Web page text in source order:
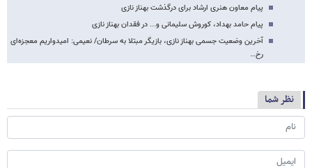
پیام معاون هنری ارشاد برای درگذشت بهناز نازی
پیام حامد بهداد، کوروش سلیمانی و... در فقدان بهناز نازی
آخرین وضعیت جسمی بهناز نازی، بازیگر مبتلا به سرطان/ نعیمی: امیدواریم معجزه‌ای
رخ…
نظر شما